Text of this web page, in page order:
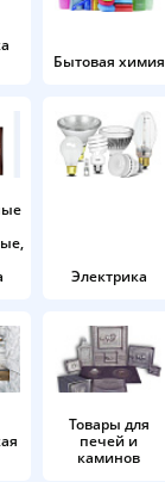
Бытовая химия
Электрика
Товары для
печей и
каминов